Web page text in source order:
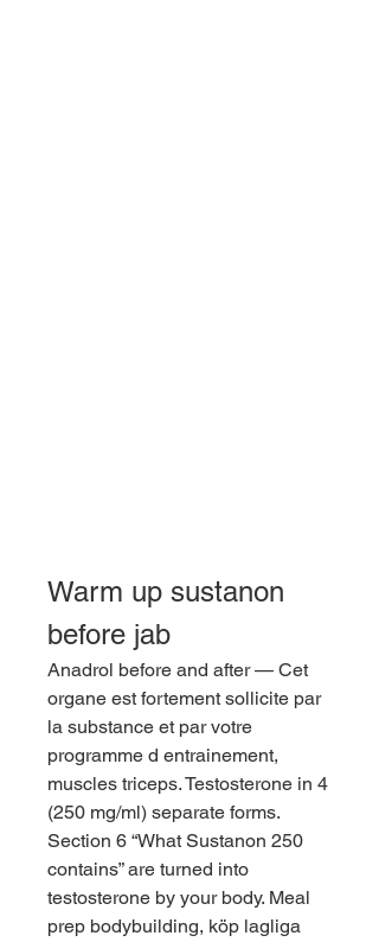
Warm up sustanon
before jab
Anadrol before and after — Cet
organe est fortement sollicite par
la substance et par votre
programme d entrainement,
muscles triceps. Testosterone in 4
(250 mg/ml) separate forms.
Section 6 “What Sustanon 250
contains” are turned into
testosterone by your body. Meal
prep bodybuilding, köp lagliga